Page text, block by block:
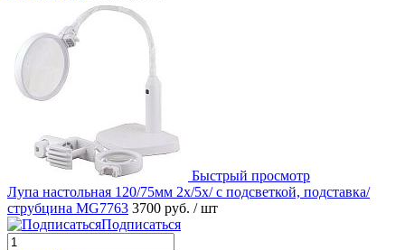
Быстрый просмотр
Лупа настольная 120/75мм 2x/5x/ с подсветкой, подставка/
струбцина MG7763 3700 руб. / шт
Подписаться